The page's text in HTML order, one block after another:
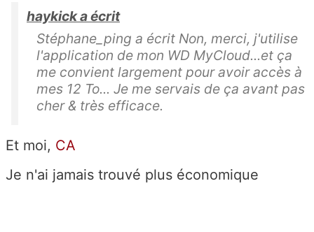
haykick a écrit
Stéphane_ping a écrit Non, merci, j'utilise
l'application de mon WD MyCloud...et ça
me convient largement pour avoir accès à
mes 12 To... Je me servais de ça avant pas
cher & très efficace.
Et moi, CA
Je n'ai jamais trouvé plus économique